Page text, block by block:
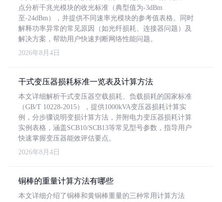
点分析千兆光模块的收光标准（典型值为-3dBm
至-24dBm），并提供不同速率光模块的参考值表格。同时
解释功率异常的常见原因（如光纤损耗、连接器问题）及
解决方案，帮助用户快速判断网络性能问题。
2026年8月4日
干式变压器损耗标准一览表及计算方法
本文详细解析干式变压器空载损耗、负载损耗的国家标准
（GB/T 10228-2015），提供1000kVA变压器损耗计算实
例，分步骤说明变损计算方法，并附电力变压器损耗计算
实例表格，涵盖SCB10/SCB13等常见型号参数，指导用户
快速掌握变压器能效评估要点。
2026年8月4日
铜棒的重量计算方法有哪些
本文详细介绍了铜棒和黄铜棒重量的三种常用计算方法